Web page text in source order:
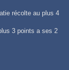
récolte au plus 4
3 points a ses 2